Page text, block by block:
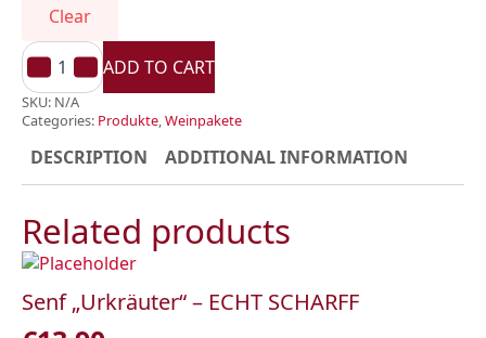
Clear
Deluxe-
Weinpaket
"Echt
Scharff"
weiß
quantity
ADD TO CART
SKU: N/A
Categories: Produkte,Weinpakete
DESCRIPTION ADDITIONAL INFORMATION
Related products
Senf „Urkräuter“ – ECHT SCHARFF